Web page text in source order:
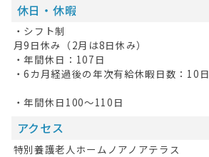
キープした求人
最近見た求人
お問い合わせ
掲載希望の方へ
休日・休暇
・シフト制
月9日休み（2月は8日休み）
・年間休日：107日
・6カ月経過後の年次有給休暇日数：10日
・年間休日100～110日
アクセス
特別養護老人ホームノアノアテラス